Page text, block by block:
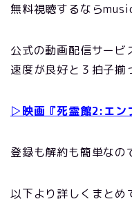
無料視聴するなら
公式の動画配信サービ
速度が良好と３拍子揃
▷映画『死霊館2:エン
登録も解約も簡単なの
以下より詳しくまとめ